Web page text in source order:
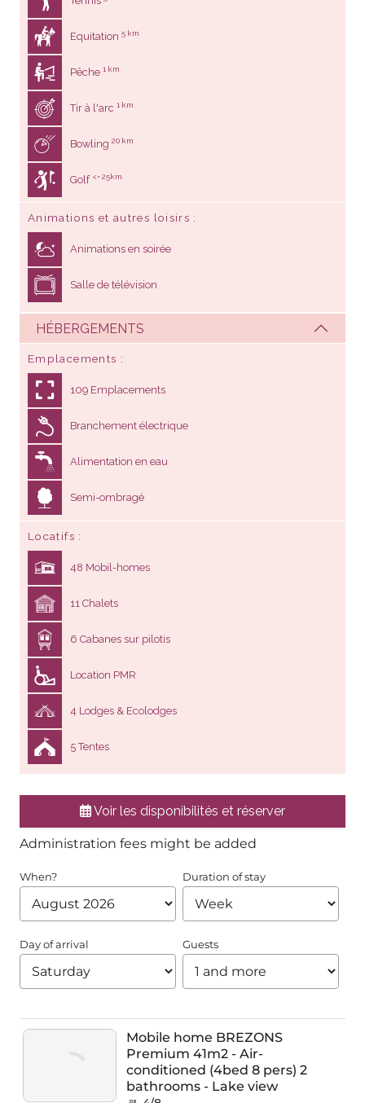
Equitation 5 km
Pêche 1 km
Tir à l'arc 1 km
Bowling 20 km
Golf <= 25km
Animations et autres loisirs
Animations en soirée
Salle de télévision
HÉBERGEMENTS
Emplacements
109 Emplacements
Branchement électrique
Alimentation en eau
Semi-ombragé
Locatifs
48 Mobil-homes
11 Chalets
6 Cabanes sur pilotis
Location PMR
4 Lodges & Ecolodges
5 Tentes
Voir les disponibilités et réserver